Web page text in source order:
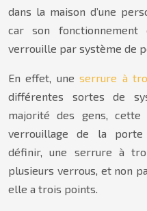
dans la maison d’une
car son
verrouille par système de
En effet, uneserrure à
différentes sortes de
majorité des gens,
verrouillage de la porte
définir, une serrure à
plusieurs verrous, et non
elle a trois points.